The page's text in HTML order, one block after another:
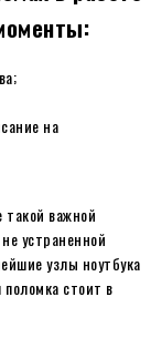
на
важной
устраненной
узлы ноутбука
стоит в